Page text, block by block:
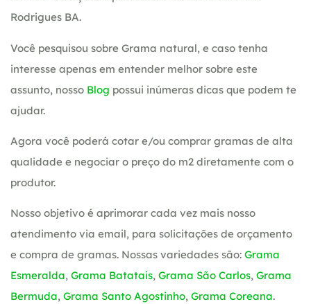
Rodrigues BA.
Você pesquisou sobre Grama natural, e caso tenha
interesse apenas em entender melhor sobre este
assunto, nosso Blog possui inúmeras dicas que podem te
ajudar.
Agora você poderá cotar e/ou comprar gramas de alta
qualidade e negociar o preço do m2 diretamente com o
produtor.
Nosso objetivo é aprimorar cada vez mais nosso
atendimento via email, para solicitações de orçamento
e compra de gramas. Nossas variedades são: Grama
Esmeralda, Grama Batatais, Grama São Carlos, Grama
Bermuda, Grama Santo Agostinho, Grama Coreana.